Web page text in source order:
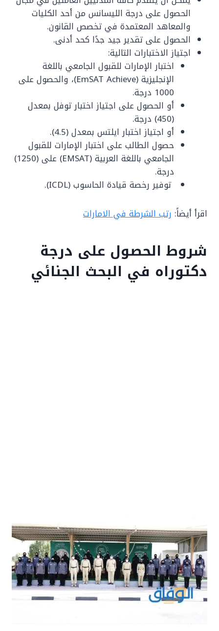
الحصول على درجة الليسانس من أحد الكليات
والمعاهد المعتمدة في تخصص القانون.
الحصول على تقدير جيد جدًا كحد أدنى.
اجتياز الاختبارات التالية:
اختبار الإمارات للقبول الجامعي باللغة
الإنجليزية (EmSAT Achieve)، والحصول على
1000 درجة.
أو الحصول على اجتياز اختبار توفل بمعدل
(450) درجة.
أو اجتياز اختبار ايلتس بمعدل (4.5).
حصول الطالب على اختبار الإمارات للقبول
الجامعي باللغة العربية (EMSAT) على (1250)
درجة.
توفير رخصة قيادة الحاسوب (ICDL).
اقرأ أيضاً: رتب الشرطة في الامارات
شروط الحصول على درجة
دكتوراه في البحث الجنائي